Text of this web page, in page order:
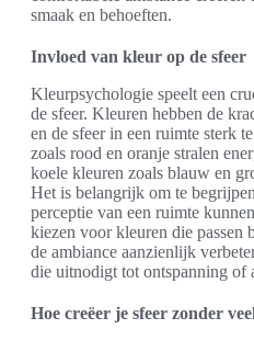
smaak en behoeften.
Invloed van kleur op de sfeer
Kleurpsychologie speelt een
de sfeer. Kleuren hebben de
en de sfeer in een ruimte sterk
zoals rood en oranje stralen
koele kleuren zoals blauw en
Het is belangrijk om te
perceptie van een ruimte
kiezen voor kleuren die passen
de ambiance aanzienlijk
die uitnodigt tot ontspanning of
Hoe creëer je sfeer zonder